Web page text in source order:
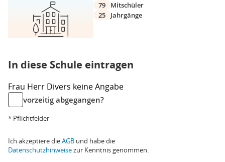
79
Mitschüler
25
Jahrgänge
In diese Schule eintragen
Frau Herr Divers keine Angabe
vorzeitig abgegangen?
* Pflichtfelder
Ich akzeptiere dieAGB und habe die
Datenschutzhinweisezur Kenntnis genommen.